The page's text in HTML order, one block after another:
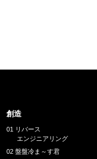
創造
01 リバース
エンジニアリング
02 盤盤冷ま～す君